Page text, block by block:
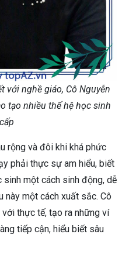
với nghề giáo, Cô Nguyễn
tạo nhiều thế hệ học sinh
rộng và đôi khi khá phức
phải thực sự am hiểu, biết
một cách sinh động, dễ
này một cách xuất sắc. Cô
thực tế, tạo ra những ví
tiếp cận, hiểu biết sâu